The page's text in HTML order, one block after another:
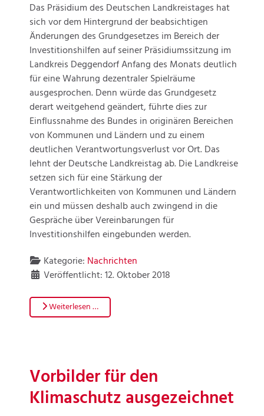
Das Präsidium des Deutschen Landkreistages hat
sich vor dem Hintergrund der beabsichtigen
Änderungen des Grundgesetzes im Bereich der
Investitionshilfen auf seiner Präsidiumssitzung im
Landkreis Deggendorf Anfang des Monats deutlich
für eine Wahrung dezentraler Spielräume
ausgesprochen. Denn würde das Grundgesetz
derart weitgehend geändert, führte dies zur
Einflussnahme des Bundes in originären Bereichen
von Kommunen und Ländern und zu einem
deutlichen Verantwortungsverlust vor Ort. Das
lehnt der Deutsche Landkreistag ab. Die Landkreise
setzen sich für eine Stärkung der
Verantwortlichkeiten von Kommunen und Ländern
ein und müssen deshalb auch zwingend in die
Gespräche über Vereinbarungen für
Investitionshilfen eingebunden werden.
Kategorie: Nachrichten
Veröffentlicht: 12. Oktober 2018
Weiterlesen …
Vorbilder für den
Klimaschutz ausgezeichnet